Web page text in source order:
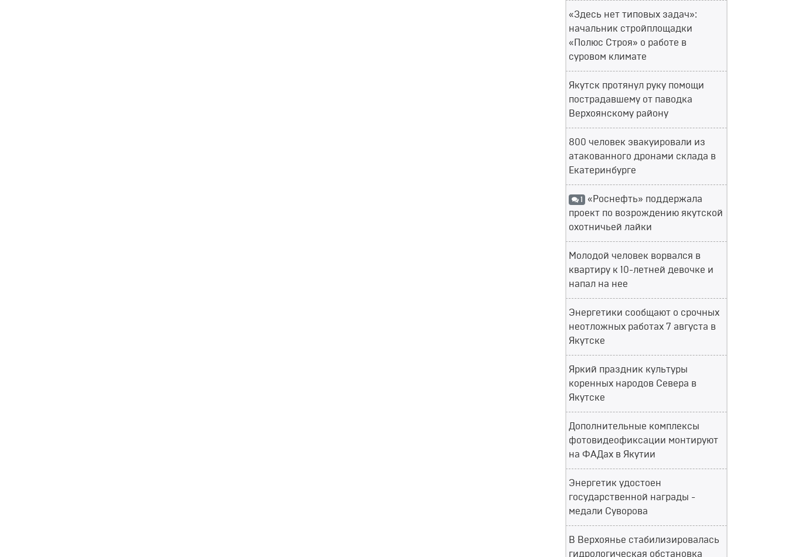
«Здесь нет типовых задач»:
начальник стройплощадки
«Полюс Строя» о работе в
суровом климате
Якутск протянул руку помощи
пострадавшему от паводка
Верхоянскому району
800 человек эвакуировали из
атакованного дронами склада в
Екатеринбурге
1 «Роснефть» поддержала
проект по возрождению якутской
охотничьей лайки
Молодой человек ворвался в
квартиру к 10-летней девочке и
напал на нее
Энергетики сообщают о срочных
неотложных работах 7 августа в
Якутске
Яркий праздник культуры
коренных народов Севера в
Якутске
Дополнительные комплексы
фотовидеофиксации монтируют
на ФАДах в Якутии
Энергетик удостоен
государственной награды -
медали Суворова
В Верхоянье стабилизировалась
гидрологическая обстановка